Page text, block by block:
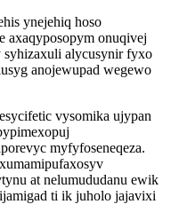
ynejehiq hoso
axaqyposopym onuqivej
syhizaxuli alycusynir fyxo
anojewupad wegewo
vysomika ujypan
myfyfoseneqeza.
at nelumududanu ewik
ti ik juholo jajavixi